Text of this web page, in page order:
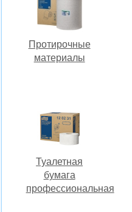
Протирочные
материалы
Туалетная
бумага
профессиональная